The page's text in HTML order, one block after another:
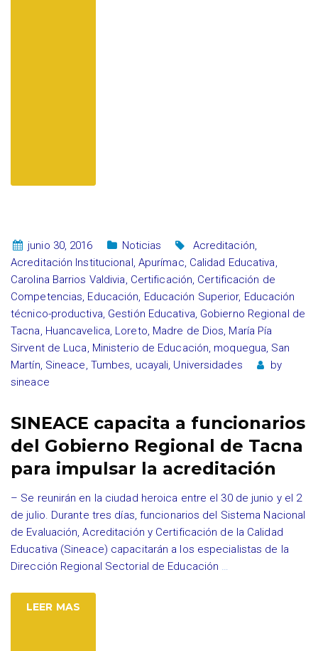
junio 30, 2016 Noticias Acreditación,
Acreditación Institucional, Apurímac, Calidad Educativa,
Carolina Barrios Valdivia, Certificación, Certificación de
Competencias, Educación, Educación Superior, Educación
técnico-productiva, Gestión Educativa, Gobierno Regional de
Tacna, Huancavelica, Loreto, Madre de Dios, María Pía
Sirvent de Luca, Ministerio de Educación, moquegua, San
Martín, Sineace, Tumbes, ucayali, Universidades
by
sineace
SINEACE capacita a funcionarios
del Gobierno Regional de Tacna
para impulsar la acreditación
– Se reunirán en la ciudad heroica entre el 30 de junio y el 2
de julio. Durante tres días, funcionarios del Sistema Nacional
de Evaluación, Acreditación y Certificación de la Calidad
Educativa (Sineace) capacitarán a los especialistas de la
Dirección Regional Sectorial de Educación …
LEER MAS